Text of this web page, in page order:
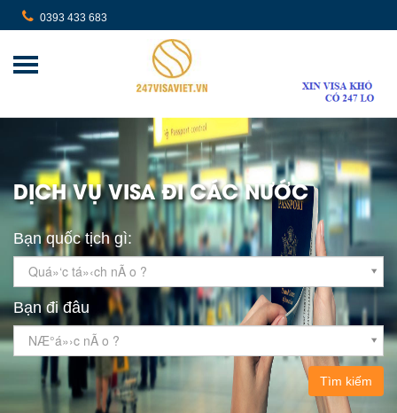
0393 433 683
DỊCH VỤ VISA ĐI CÁC NƯỚC
Bạn quốc tịch gì:
Quá»‘c tá»‹ch nÃ o ?
Bạn đi đâu
NÆ°á»›c nÃ o ?
Tìm kiếm